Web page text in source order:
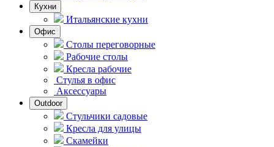
Кухни
Итальянские кухни
Офис
Столы переговорные
Рабочие столы
Кресла рабочие
Стулья в офис
Аксессуары
Outdoor
Стульчики садовые
Кресла для улицы
Скамейки